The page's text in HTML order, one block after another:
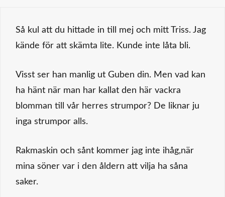
Så kul att du hittade in till mej och mitt Triss. Jag
kände för att skämta lite. Kunde inte låta bli.
Visst ser han manlig ut Guben din. Men vad kan
ha hänt när man har kallat den här vackra
blomman till vår herres strumpor? De liknar ju
inga strumpor alls.
Rakmaskin och sånt kommer jag inte ihåg,när
mina söner var i den åldern att vilja ha såna
saker.